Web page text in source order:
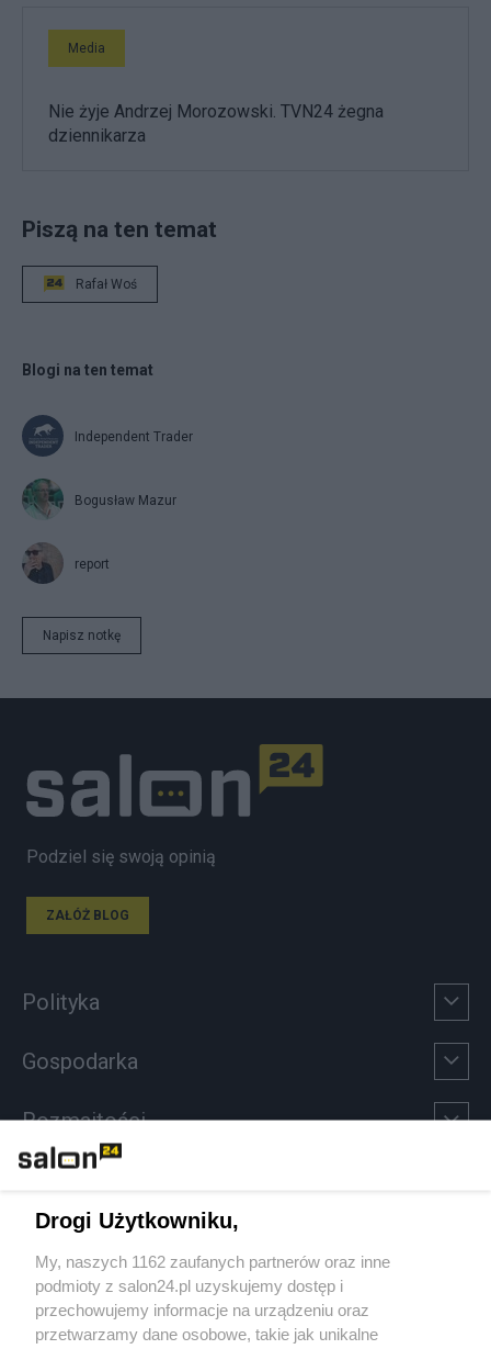
Media
Nie żyje Andrzej Morozowski. TVN24 żegna
dziennikarza
Piszą na ten temat
Rafał Woś
Blogi na ten temat
Independent Trader
Bogusław Mazur
report
Napisz notkę
Podziel się swoją opinią
ZAŁÓŻ BLOG
Polityka
Gospodarka
Rozmaitości
Sport
Społeczeństwo
Drogi Użytkowniku,
My, naszych 1162 zaufanych partnerów oraz inne
podmioty z salon24.pl uzyskujemy dostęp i
przechowujemy informacje na urządzeniu oraz
przetwarzamy dane osobowe, takie jak unikalne